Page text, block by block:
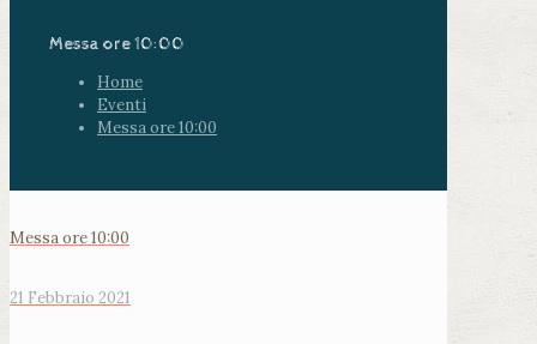
Messa ore 10:00
Home
Eventi
Messa ore 10:00
Messa ore 10:00
21 Febbraio 2021